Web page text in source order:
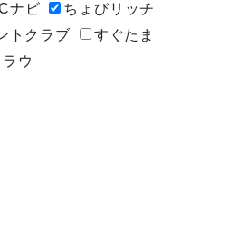
ナビ
ちょびリッチ
トクラブ
すぐたま
ラウ